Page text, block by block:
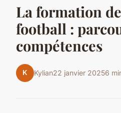
La formation
football :
compétences
K Kylian22 janvier 20256